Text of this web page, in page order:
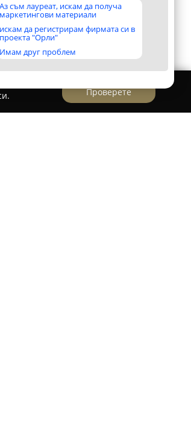
Аз съм лауреат, искам да получа
маркетингови материали
искам да регистрирам фирмата си в
проекта "Орли"
Имам друг проблем
Проверете